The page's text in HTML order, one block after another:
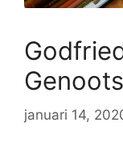
januari 14,